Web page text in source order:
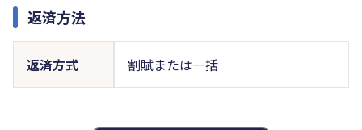
返済方法
返済方式 割賦または一括